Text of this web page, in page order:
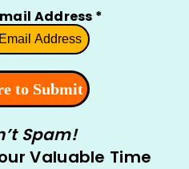
Address *
Spam!
Valuable Time